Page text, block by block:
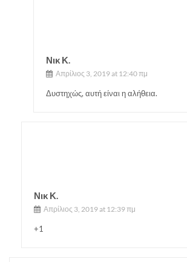
Νικ Κ.
Απρίλιος 3, 2019 at 12:40 πμ
Δυστηχώς, αυτή είναι η αλήθεια.
Νικ Κ.
Απρίλιος 3, 2019 at 12:39 πμ
+1